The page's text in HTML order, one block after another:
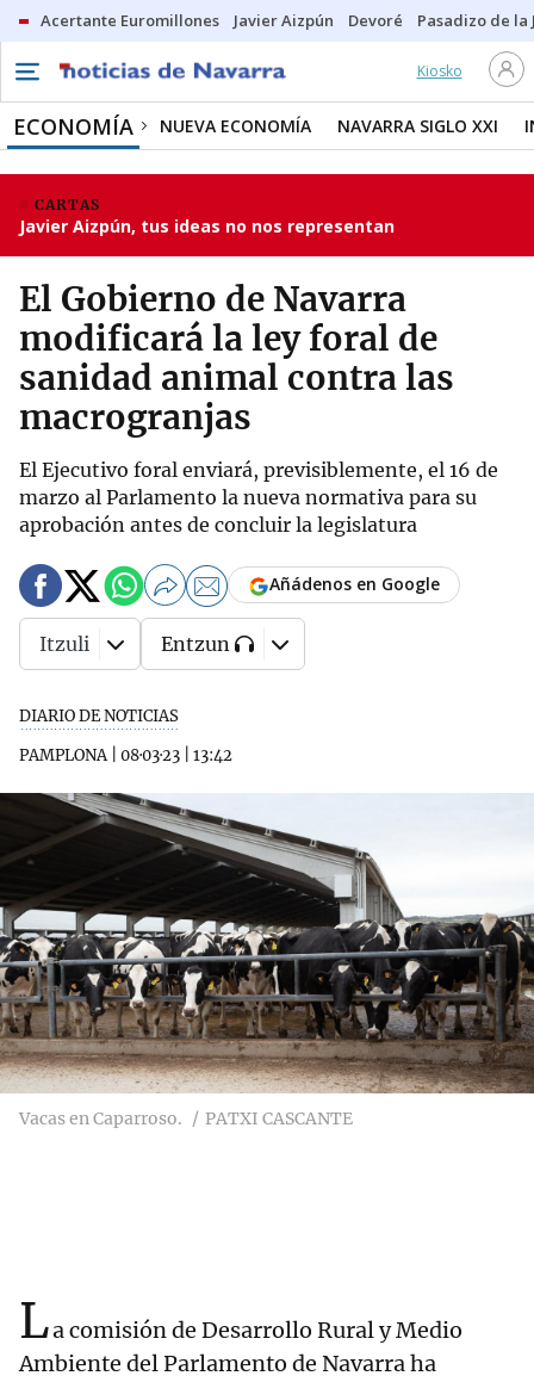
Acertante Euromillones Javier Aizpún Devoré Pasadizo de la
Kiosko
ECONOMÍA NUEVA ECONOMÍA NAVARRA SIGLO XXI
CARTAS
Javier Aizpún, tus ideas no nos representan
El Gobierno de Navarra
modificará la ley foral de
sanidad animal contra las
macrogranjas
El Ejecutivo foral enviará, previsiblemente, el 16 de
marzo al Parlamento la nueva normativa para su
aprobación antes de concluir la legislatura
DIARIO DE NOTICIAS
PAMPLONA| 08·03·23 13:42
Añádenos en Google
Itzuli Entzun
Vacas en Caparroso. PATXI CASCANTE
La comisión de Desarrollo Rural y Medio
Ambiente del Parlamento de Navarra ha